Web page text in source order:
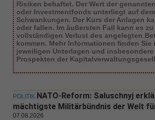
Risiken behaftet. Der Wert der
oder Investmentfonds unterliegt auf
Schwankungen. Der Kurs der Anlagen
oder fallen. Im äußersten Fall kann es zu
vollständigen Verlust des angelegten
kommen. Mehr Informationen finden Sie
jeweiligen Unterlagen und insbesondere
Prospekten der
POLITIK NATO-Reform: Saluschnyj
mächtigste Militärbündnis der Welt
07.08.2026